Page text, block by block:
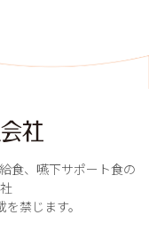
食、嚥下サポート食の
禁じます。